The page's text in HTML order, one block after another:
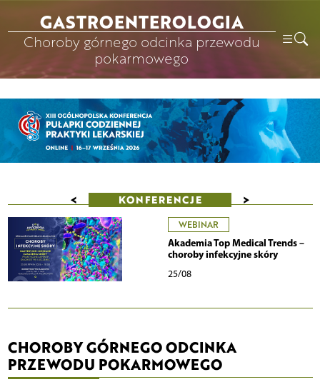
GASTROENTEROLOGIA
Choroby górnego odcinka przewodu
pokarmowego
< KONFERENCJE >
WEBINAR
Akademia Top Medical Trends –
choroby infekcyjne skóry
25/08
CHOROBY GÓRNEGO ODCINKA
PRZEWODU POKARMOWEGO